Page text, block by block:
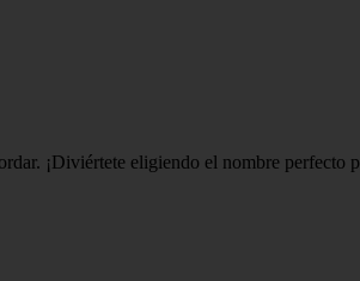
¡Diviértete eligiendo el nombre perfecto